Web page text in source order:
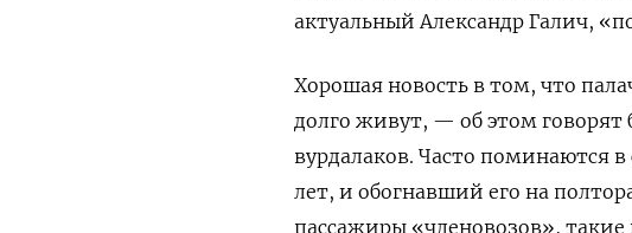
актуальный Александр Галич,
Хорошая новость в том, что
долго живут, — об этом говорят
вурдалаков. Часто поминаются
лет, и обогнавший его на
пассажиры «членовозов», такие